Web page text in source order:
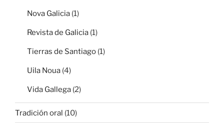
Nova Galicia (1)
Revista de Galicia (1)
Tierras de Santiago (1)
Uila Noua (4)
Vida Gallega (2)
Tradición oral (10)